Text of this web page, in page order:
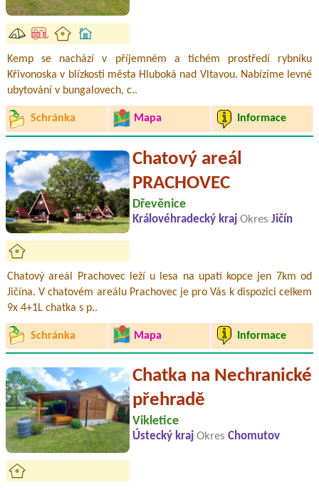
Kemp se nachází v příjemném a tichém prostředí rybníku
Křivonoska v blízkosti města Hluboká nad Vltavou. Nabízíme levné
ubytování v bungalovech, c..
Schránka Mapa Informace
Chatový areál
PRACHOVEC
Dřevěnice
Královéhradecký kraj Okres Jičín
Chatový areál Prachovec leží u lesa na upatí kopce jen 7km od
Jičína. V chatovém areálu Prachovec je pro Vás k dispozici celkem
9x 4+1L chatka s p..
Schránka Mapa Informace
Chatka na Nechranické
přehradě
Vikletice
Ústecký kraj Okres Chomutov